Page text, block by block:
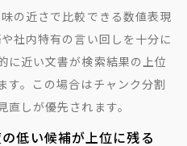
の近さで比較できる数値表現
社内特有の言い回しを十分に
に近い文書が検索結果の上位
す。この場合はチャンク分割
しが優先されます。
低い候補が上位に残る